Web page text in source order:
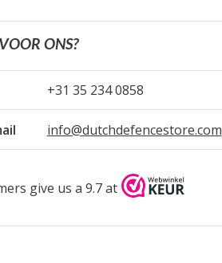
ONS?
+31 35 234 0858
info@dutchdefencestore.com
give us a 9.7 at